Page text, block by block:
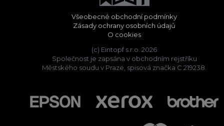
Všeobecné obchodní podmínky
Zásady ochrany osobních údajů
O cookies
(c) Eintopf s.r.o. 2026
Společnost je zapsána v obchodním rejstříku
Městského soudu v Praze, spisová značka C 219238.